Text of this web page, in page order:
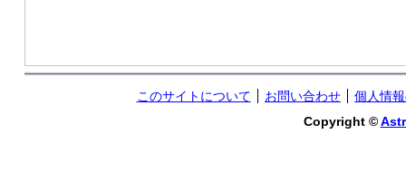
このサイトについて お問い合わせ
個人情
Copyright ©